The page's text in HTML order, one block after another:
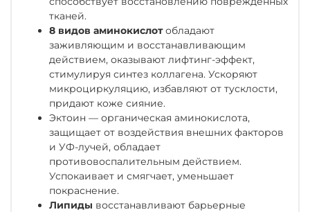
тканей.
8 видов аминокислотобладают
заживляющим и восстанавливающим
действием, оказывают лифтинг-эффект,
стимулируя синтез коллагена. Ускоряют
микроциркуляцию, избавляют от тусклости,
придают коже сияние.
Эктоин — органическая аминокислота,
защищает от воздействия внешних факторов
и УФ-лучей, обладает
противовоспалительным действием.
Успокаивает и смягчает, уменьшает
покраснение.
Липиды восстанавливают барьерные